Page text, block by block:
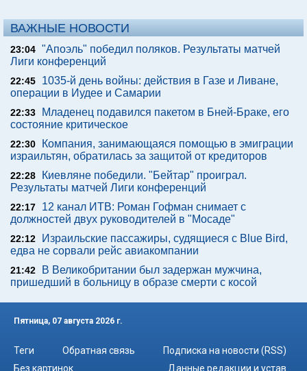
ВАЖНЫЕ НОВОСТИ
23:04 "Апоэль" победил поляков. Результаты матчей
Лиги конференций
22:45
1035-й день войны: действия в Газе и Ливане,
операции в Иудее и Самарии
22:33
Младенец подавился пакетом в Бней-Браке, его
состояние критическое
22:30
Компания, занимающаяся помощью в эмиграции
израильтян, обратилась за защитой от кредиторов
22:28
Киевляне победили. "Бейтар" проиграл.
Результаты матчей Лиги конференций
22:17
12 канал ИТВ: Роман Гофман снимает с
должностей двух руководителей в "Мосаде"
22:12
Израильские пассажиры, судящиеся с Blue Bird,
едва не сорвали рейс авиакомпании
21:42
В Великобритании был задержан мужчина,
пришедший в больницу в образе смерти с косой
Пятница, 07 августа 2026 г.
Теги Обратная связь
Подписка на новости (RSS)
Без картинок
Данные редакции и устав